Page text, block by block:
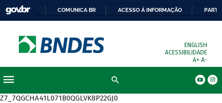
COMUNICA BR ACESSO À INFORMAÇÃO
ENGLISH
ACESSIBILIDADE
A+ A-
Z7_7QGCHA41L071B0QGLVK8P22GJ0